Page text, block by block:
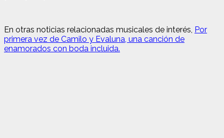
En otras noticias relacionadas musicales de interés, Por
primera vez de Camilo y Evaluna, una canción de
enamorados con boda incluida.